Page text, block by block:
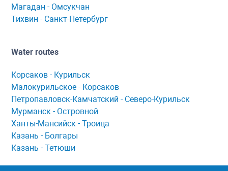
Мaгaдaн - Омсукчaн
Тихвин - Сaнкт-Петербург
Water routes
Корсaков - Курильск
Мaлокурильское - Корсaков
Петропaвловск-Кaмчaтский - Северо-Курильск
Мурманск - Островной
Ханты-Мансийск - Троица
Казань - Болгары
Казань - Тетюши